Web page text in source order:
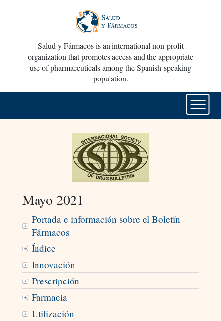
Salud y Fármacos is an international non-profit
organization that promotes access and the appropriate
use of pharmaceuticals among the Spanish-speaking
population.
Mayo 2021
Portada e información sobre el Boletín
Fármacos
Índice
Innovación
Prescripción
Farmacia
Utilización